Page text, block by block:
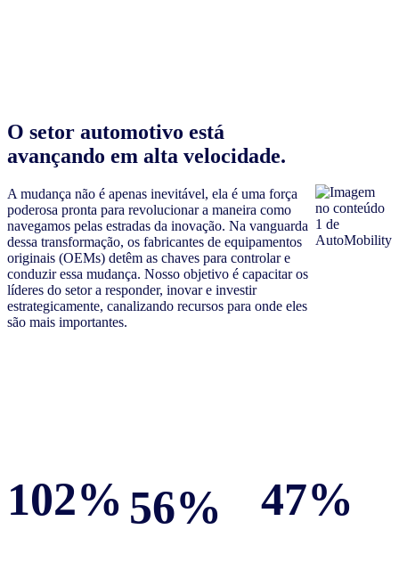
O setor automotivo está
avançando em alta velocidade.
A mudança não é apenas inevitável, ela é uma força
poderosa pronta para revolucionar a maneira como
navegamos pelas estradas da inovação. Na vanguarda
dessa transformação, os fabricantes de equipamentos
originais (OEMs) detêm as chaves para controlar e
conduzir essa mudança. Nosso objetivo é capacitar os
líderes do setor a responder, inovar e investir
estrategicamente, canalizando recursos para onde eles
são mais importantes.
102% 56% 47%